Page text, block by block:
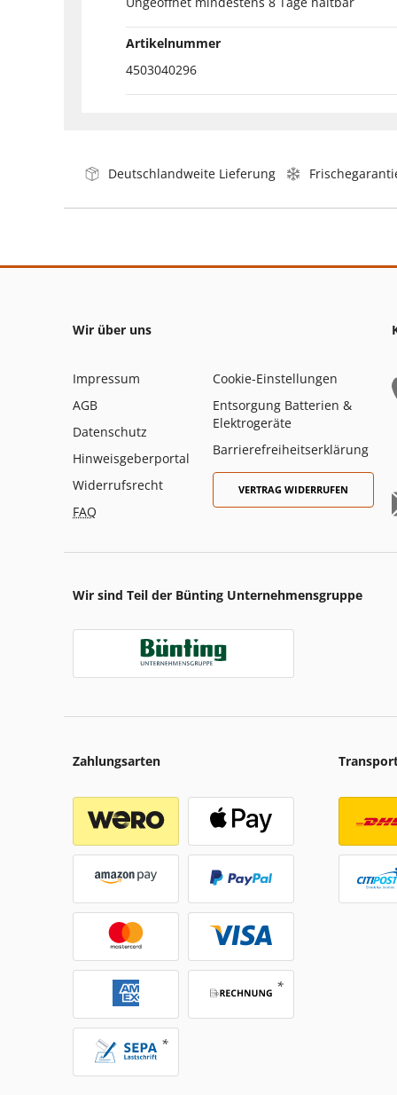
Artikelnummer
4503040296
Deutschlandweite Lieferung
Wir über uns
Impressum
AGB
Datenschutz
Hinweisgeberportal
Widerrufsrecht
FAQ
Cookie-Einstellungen
Entsorgung Batterien &
Elektrogeräte
Barrierefreiheitserklärung
VERTRAG WIDERRUFEN
Wir sind Teil der Bünting Unternehmensgruppe
Zahlungsarten